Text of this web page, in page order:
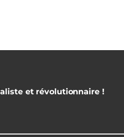
et révolutionnaire !